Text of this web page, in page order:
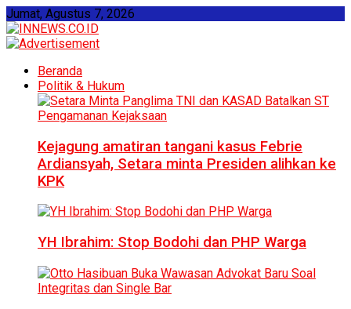
Jumat, Agustus 7, 2026
Beranda
Politik & Hukum
Kejagung amatiran tangani kasus Febrie
Ardiansyah, Setara minta Presiden alihkan ke
KPK
YH Ibrahim: Stop Bodohi dan PHP Warga